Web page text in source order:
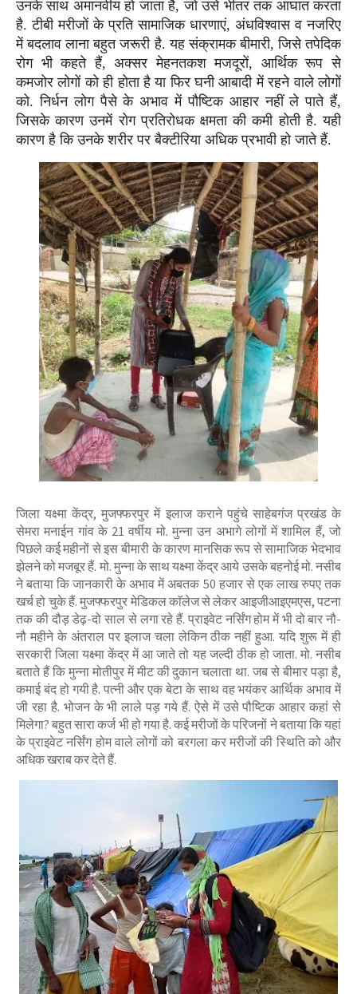
उनके साथ अमानवीय हो जाता है, जो उसे भीतर तक आघात करता
है. टीबी मरीजों के प्रति सामाजिक धारणाएं, अंधविश्वास व नजरिए
में बदलाव लाना बहुत जरूरी है. यह संक्रामक बीमारी, जिसे तपेदिक
रोग भी कहते हैं, अक्सर मेहनतकश मजदूरों, आर्थिक रूप से
कमजोर लोगों को ही होता है या फिर घनी आबादी में रहने वाले लोगों
को. निर्धन लोग पैसे के अभाव में पौष्टिक आहार नहीं ले पाते हैं,
जिसके कारण उनमें रोग प्रतिरोधक क्षमता की कमी होती है. यही
कारण है कि उनके शरीर पर बैक्टीरिया अधिक प्रभावी हो जाते हैं.
जिला यक्ष्मा केंद्र, मुजफ्फरपुर में इलाज कराने पहुंचे साहेबगंज प्रखंड के
सेमरा मनाईन गांव के 21 वर्षीय मो. मुन्ना उन अभागे लोगों में शामिल हैं, जो
पिछले कई महीनों से इस बीमारी के कारण मानसिक रूप से सामाजिक भेदभाव
झेलने को मजबूर हैं. मो. मुन्ना के साथ यक्ष्मा केंद्र आये उसके बहनोई मो. नसीब
ने बताया कि जानकारी के अभाव में अबतक 50 हजार से एक लाख रुपए तक
खर्च हो चुके हैं. मुजफ्फरपुर मेडिकल काॅलेज से लेकर आइजीआइएमएस, पटना
तक की दौड़ डेढ़-दो साल से लगा रहे हैं. प्राइवेट नर्सिंग होम में भी दो बार नौ-
नौ महीने के अंतराल पर इलाज चला लेकिन ठीक नहीं हुआ. यदि शुरू में ही
सरकारी जिला यक्ष्मा केंद्र में आ जाते तो यह जल्दी ठीक हो जाता. मो. नसीब
बताते हैं कि मुन्ना मोतीपुर में मीट की दुकान चलाता था. जब से बीमार पड़ा है,
कमाई बंद हो गयी है. पत्नी और एक बेटा के साथ वह भयंकर आर्थिक अभाव में
जी रहा है. भोजन के भी लाले पड़ गये हैं. ऐसे में उसे पौष्टिक आहार कहां से
मिलेगा? बहुत सारा कर्ज भी हो गया है. कई मरीजों के परिजनों ने बताया कि यहां
के प्राइवेट नर्सिंग होम वाले लोगों को बरगला कर मरीजों की स्थिति को और
अधिक खराब कर देते हैं.